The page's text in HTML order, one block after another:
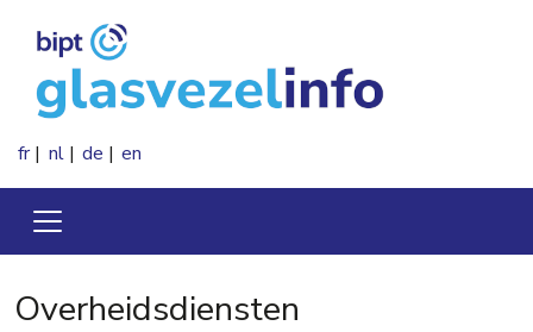
fr nl de en
Overheidsdiensten